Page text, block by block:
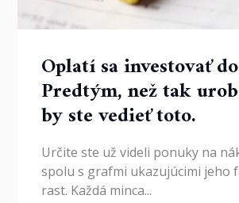
Oplatí sa investovať
Predtým, než tak
by ste vedieť toto.
Určite ste už videli ponuky na
spolu s grafmi ukazujúcimi jeho
rast. Každá minca...